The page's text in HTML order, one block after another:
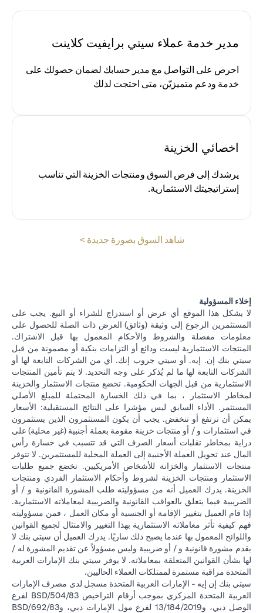
مدير خدمة عملاء سيتي برايفيت كلاينت
احرص على التواصل مع مدير حسابك لضمان حصولك على
خدمة ودعم متميزيّن، متى احتجت لذلك
اخصائي الخزينة
يرشدك إلى فرص السوق ومنتجات الخزينة التي تناسب
إستراتيجيتك الاستثمارية.
شاهد السوق بصورة جديدة >
إخلاء المسؤولية
لا يشكل هذا الموقع أي عرض أو استدراج للشراء أو البيع. يجب على
المستثمرين الرجوع إلى وثيقة (وثائق) العرض ذات الصلة للحصول على
معلومات مفصلة والشروط والأحكام المعمول بها قبل الاشتراك.
المنتجات الاستثمارية ليست ودائع أو التزامات بنكية أو مضمونة من قبل
سيتي بنك إن. إيه. أو سيتي جروب إنك. أي من الشركات التابعة لها أو
الشركات التابعة لها ما لم يُذكر على وجه التحديد. لا يتم تأمين المنتجات
الاستثمارية من قبل الجهات الحكومية. تخضع منتجات الاستثمار والخزينة
لمخاطر الاستثمار ، بما في ذلك الخسارة المحتملة للمبلغ الأصلي
المستثمر. الأداء السابق ليس مؤشرا على النتائج المستقبلية: الأسعار
يمكن أن ترتفع أو تنخفض. يجب أن يكون المستثمرون الذين يستثمرون
في استثمارات و / أو منتجات خزينة مقومة بعملة أجنبية (غير محلية) على
دراية بمخاطر تقلبات أسعار الصرف التي قد تتسبب في خسارة رأس
المال عند تحويل العملة الأجنبية إلى العملة المحلية للمستثمرين. لا تتوفر
منتجات الاستثمار والخزانة للأشخاص الأمريكيين. تخضع جميع طلبات
الاستثمار ومنتجات الخزينة لشروط وأحكام الاستثمار الفردي ومنتجات
الخزينة. يدرك العميل أنه من مسؤوليته طلب المشورة القانونية و / أو
الضريبية فيما يتعلق بالعواقب القانونية والضريبية لمعاملاته الاستثمارية.
إذا قام العميل بتغيير الإقامة أو الجنسية أو مكان العمل ، فمن مسؤوليته
فهم كيفية تأثر معاملاته الاستثمارية بهذا التغيير والامتثال لجميع القوانين
واللوائح المعمول بها عندما يصبح ذلك ساريًا. يدرك العميل أن سيتي بنك لا
يقدم مشورة قانونية و / أو ضريبية وليس مسؤولاً عن تقديم المشورة له /
لها بشأن القوانين المتعلقة بمعاملاته. لا يوفر سيتي بنك الإمارات العربية
المتحدة مراقبة مستمرة لممتلكات العملاء الحاليين.
سيتي بنك إن إيه - الإمارات العربية المتحدة مسجل لدى مصرف الإمارات
العربية المتحدة المركزي بموجب أرقام التراخيص BSD/504/83 لفرع
الوصل دبي، و13/184/2019 لفرع مول الإمارات دبي، وBSD/692/83